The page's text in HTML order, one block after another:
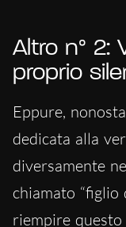
Altro n° 2:
proprio
Eppure,
dedicata alla
diversamente
chiamato “figlio
riempire